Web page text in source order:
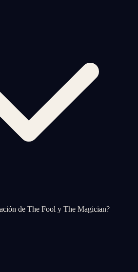
de The Fool y The Magician?